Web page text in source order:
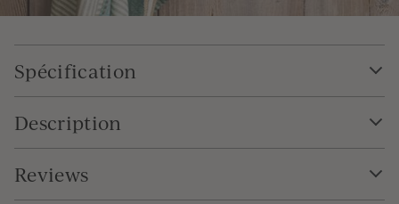
Spécification
Description
Reviews